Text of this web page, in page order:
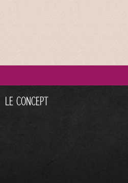
LE CONCEPT